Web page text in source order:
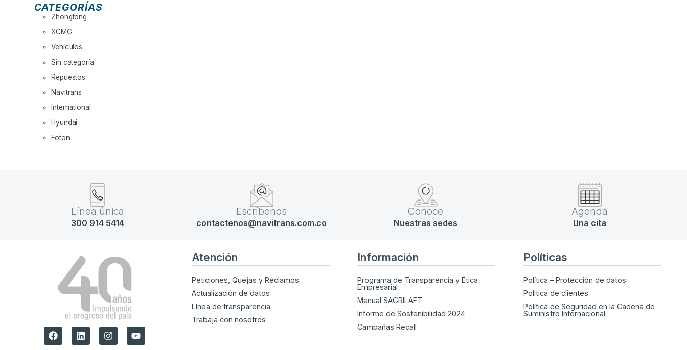
CATEGORÍAS
Zhongtong
XCMG
Vehículos
Sin categoría
Repuestos
Navitrans
International
Hyundai
Foton
Línea única
300 914 5414
Escríbenos
contactenos@navitrans.com.co
Conoce
Nuestras sedes
Agenda
Una cita
Atención
Peticiones, Quejas y Reclamos
Actualización de datos
Línea de transparencia
Trabaja con nosotros
Información
Programa de Transparencia y Ética
Empresarial
Manual SAGRILAFT
Informe de Sostenibilidad 2024
Campañas Recall
Políticas
Política – Protección de datos
Politica de clientes
Política de Seguridad en la Cadena de
Suministro Internacional